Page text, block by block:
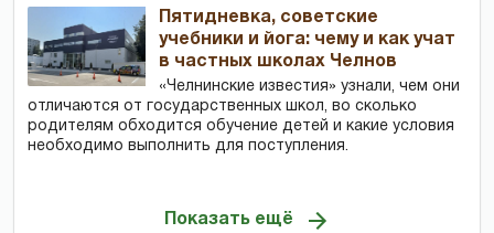
Пятидневка, советские
учебники и йога: чему и как учат
в частных школах Челнов
«Челнинские известия» узнали, чем они
отличаются от государственных школ, во сколько
родителям обходится обучение детей и какие условия
необходимо выполнить для поступления.
Показать ещё